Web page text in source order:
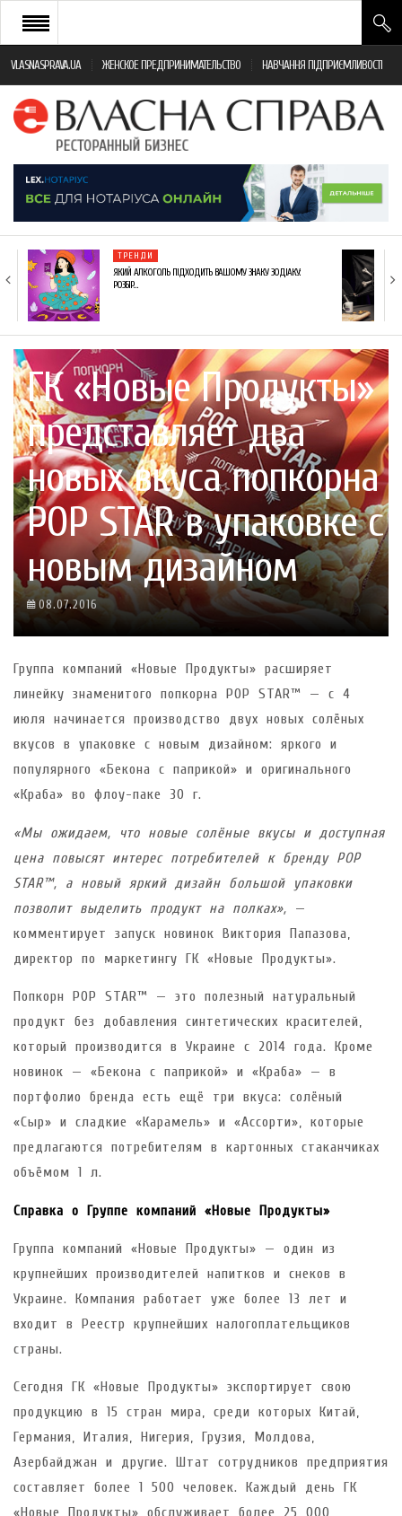
VLASNASPRAVA.UA ЖЕНСКОЕ ПРЕДПРИНИМАТЕЛЬСТВО НАВЧАННЯ ПІДПРИЄМЛИВОСТІ
НОВИНИ РЕСТОРАННОГО БІЗНЕСУ
ЯК ВІДКРИТИ ТА УСПІШНО КЕРУВАТИ
МОНІТОРИНГ ЗАКОНОДАВСТВА
ФРАНЧАЙЗИНГ
КНИГИ
ТРЕНДИ
ЯКИЙ АЛКОГОЛЬ ПІДХОДИТЬ ВАШОМУ ЗНАКУ ЗОДІАКУ:
РОЗБІР…
ГК «Новые Продукты»
представляет два
новых вкуса попкорна
POP STAR в упаковке с
новым дизайном
08.07.2016
Группа компаний «Новые Продукты» расширяет
линейку знаменитого попкорна POP STAR™ — с 4
июля начинается производство двух новых солёных
вкусов в упаковке с новым дизайном: яркого и
популярного «Бекона с паприкой» и оригинального
«Краба» во флоу-паке 30 г.
«Мы ожидаем, что новые солёные вкусы и доступная
цена повысят интерес потребителей к бренду POP
STAR™, а новый яркий дизайн большой упаковки
позволит выделить продукт на полках», —
комментирует запуск новинок Виктория Папазова,
директор по маркетингу ГК «Новые Продукты».
Попкорн POP STAR™ — это полезный натуральный
продукт без добавления синтетических красителей,
который производится в Украине с 2014 года. Кроме
новинок — «Бекона с паприкой» и «Краба» — в
портфолио бренда есть ещё три вкуса: солёный
«Сыр» и сладкие «Карамель» и «Ассорти», которые
предлагаются потребителям в картонных стаканчиках
объёмом 1 л.
Справка о Группе компаний «Новые Продукты»
Группа компаний «Новые Продукты» — один из
крупнейших производителей напитков и снеков в
Украине. Компания работает уже более 13 лет и
входит в Реестр крупнейших налогоплательщиков
страны.
Сегодня ГК «Новые Продукты» экспортирует свою
продукцию в 15 стран мира, среди которых Китай,
Германия, Италия, Нигерия, Грузия, Молдова,
Азербайджан и другие. Штат сотрудников предприятия
составляет более 1 500 человек. Каждый день ГК